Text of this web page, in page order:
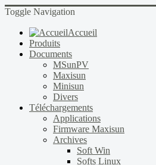
Toggle Navigation
Accueil
Produits
Documents
MSunPV
Maxisun
Minisun
Divers
Téléchargements
Applications
Firmware Maxisun
Archives
Soft Win
Softs Linux